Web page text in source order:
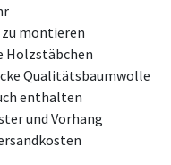
montieren
Holzstäbchen
Qualitätsbaumwolle
enthalten
und Vorhang